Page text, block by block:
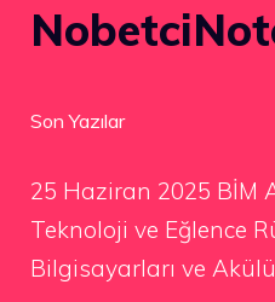
Son Yazılar
25 Haziran 2025 BİM
Teknoloji ve Eğlence
Bilgisayarları ve